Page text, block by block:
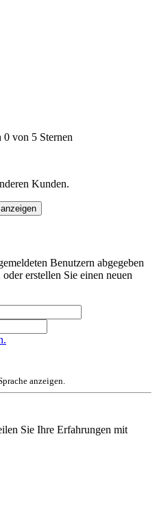
von 5 Sternen
Kunden.
Benutzern abgegeben
erstellen Sie einen neuen
anzeigen.
Sie Ihre Erfahrungen mit